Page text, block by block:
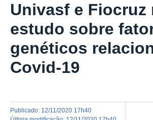
Univasf e Fiocruz
estudo sobre
genéticos
Covid-19
publicado: 12/11/2020 17h40